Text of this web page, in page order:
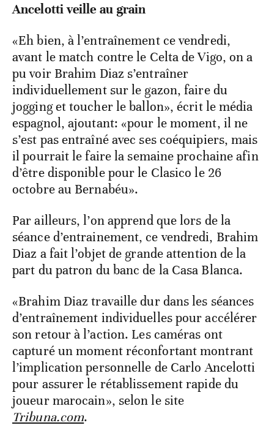
Ancelotti veille au grain
«Eh bien, à l’entraînement ce vendredi,
avant le match contre le Celta de Vigo, on a
pu voir Brahim Diaz s’entraîner
individuellement sur le gazon, faire du
jogging et toucher le ballon», écrit le média
espagnol, ajoutant: «pour le moment, il ne
s’est pas entraîné avec ses coéquipiers, mais
il pourrait le faire la semaine prochaine afin
d’être disponible pour le Clasico le 26
octobre au Bernabéu».
Par ailleurs, l’on apprend que lors de la
séance d’entrainement, ce vendredi, Brahim
Diaz a fait l’objet de grande attention de la
part du patron du banc de la Casa Blanca.
«Brahim Diaz travaille dur dans les séances
d’entraînement individuelles pour accélérer
son retour à l’action. Les caméras ont
capturé un moment réconfortant montrant
l’implication personnelle de Carlo Ancelotti
pour assurer le rétablissement rapide du
joueur marocain», selon le site
Tribuna.com.